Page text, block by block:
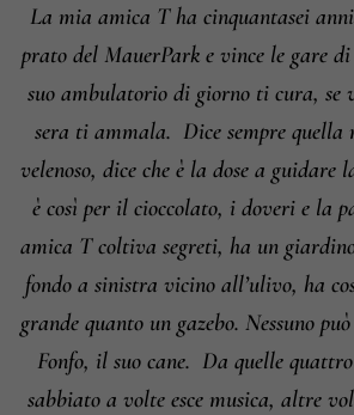
Informazioni su cambi e resi
La mia amica T ha cinquantasei
prato del MauerPark e vince le gare
suo ambulatorio di giorno ti cura, se
sera ti ammala. Dice sempre
velenoso, dice che è la dose a guidare
è così per il cioccolato, i doveri e la
amica T coltiva segreti, ha un
fondo a sinistra vicino all’ulivo, ha
grande quanto un gazebo. Nessuno
Fonfo, il suo cane. Da quelle
sabbiato a volte esce musica, altre